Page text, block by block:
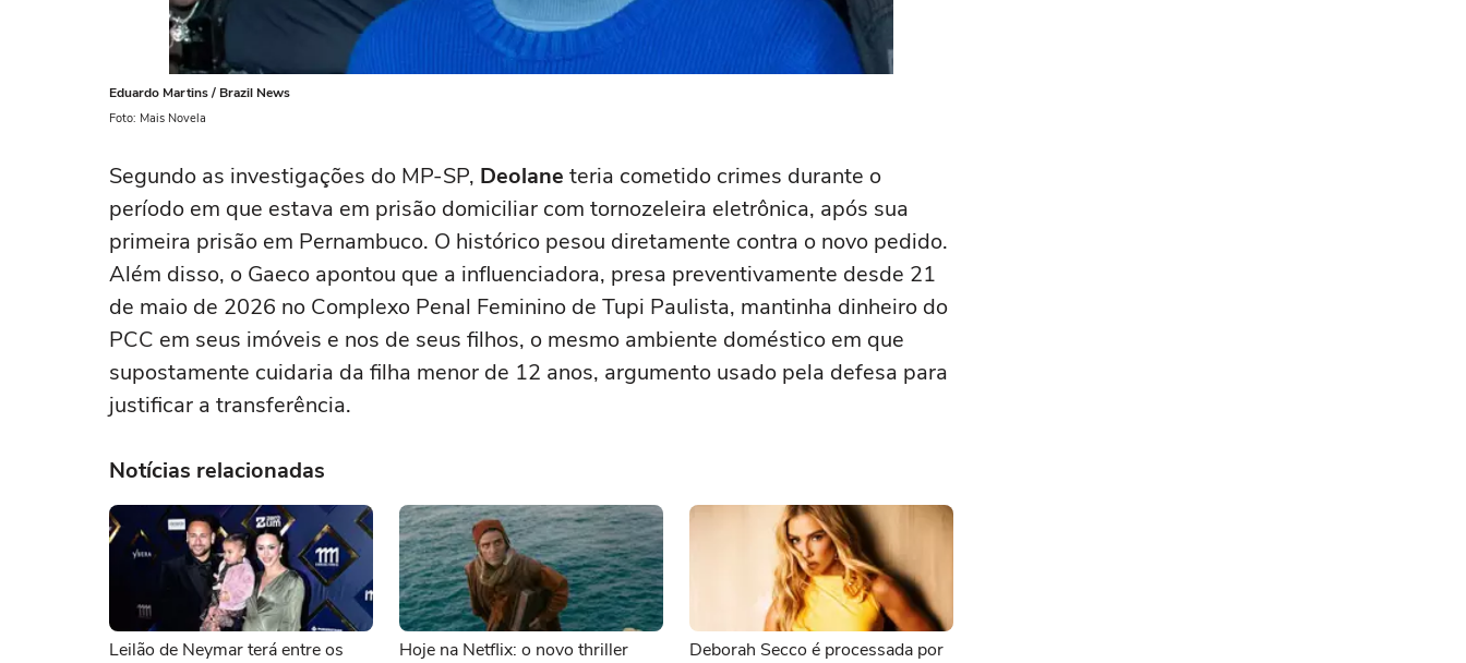
Eduardo Martins / Brazil News
Foto: Mais Novela
Segundo as investigações do MP-SP, Deolane teria cometido crimes durante o
período em que estava em prisão domiciliar com tornozeleira eletrônica, após sua
primeira prisão em Pernambuco. O histórico pesou diretamente contra o novo pedido.
Além disso, o Gaeco apontou que a influenciadora, presa preventivamente desde 21
de maio de 2026 no Complexo Penal Feminino de Tupi Paulista, mantinha dinheiro do
PCC em seus imóveis e nos de seus filhos, o mesmo ambiente doméstico em que
supostamente cuidaria da filha menor de 12 anos, argumento usado pela defesa para
justificar a transferência.
Notícias relacionadas
Leilão de Neymar terá entre os
Hoje na Netflix: o novo thriller
Deborah Secco é processada por